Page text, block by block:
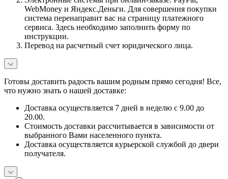
WebMoney и Яндекс.Деньги. Для совершения покупки
система перенаправит вас на страницу платежного
сервиса. Здесь необходимо заполнить форму по
инструкции.
Перевод на расчетный счет юридического лица.
Готовы доставить радость вашим родным прямо сегодня! Все,
что нужно знать о нашей доставке:
Доставка осуществляется 7 дней в неделю с 9.00 до
20.00.
Стоимость доставки рассчитывается в зависимости от
выбранного Вами населенного пункта.
Доставка осуществляется курьерской службой до двери
получателя.